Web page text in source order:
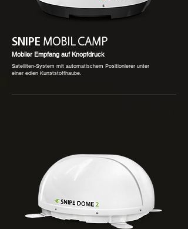
SNIPE MOBIL CAMP
Mobiler Empfang auf Knopfdruck
Satelliten-System mit automatischem Positionierer unter
einer edlen Kunststoffhaube.